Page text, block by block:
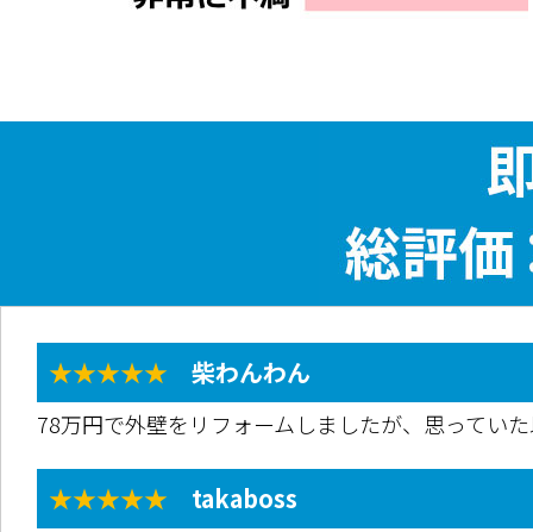
★★★★★ 柴わんわん
78万円で外壁をリフォームしましたが、思ってい
★★★★★ takaboss